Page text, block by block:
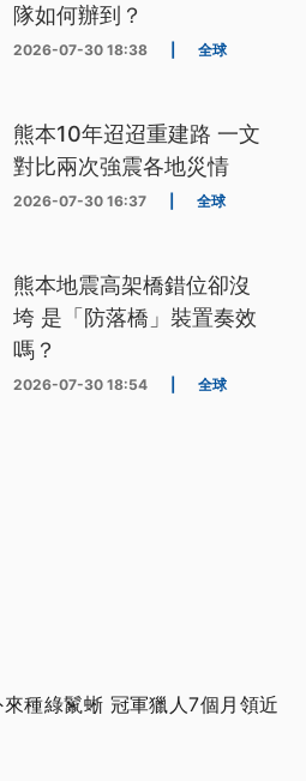
隊如何辦到？
2026-07-30 18:38 全球
熊本10年迢迢重建路 一文
對比兩次強震各地災情
2026-07-30 16:37 全球
熊本地震高架橋錯位卻沒
垮 是「防落橋」裝置奏效
嗎？
2026-07-30 18:54 全球
種綠鬣蜥 冠軍獵人7個月領近